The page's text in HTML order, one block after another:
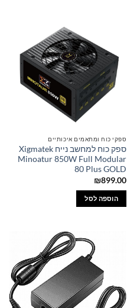
ספקי כוח ומתאמים איכותיים
ספק כוח למחשב נייח Xigmatek
Minoatur 850W Full Modular
80 Plus GOLD
₪899.00
הוספה לסל